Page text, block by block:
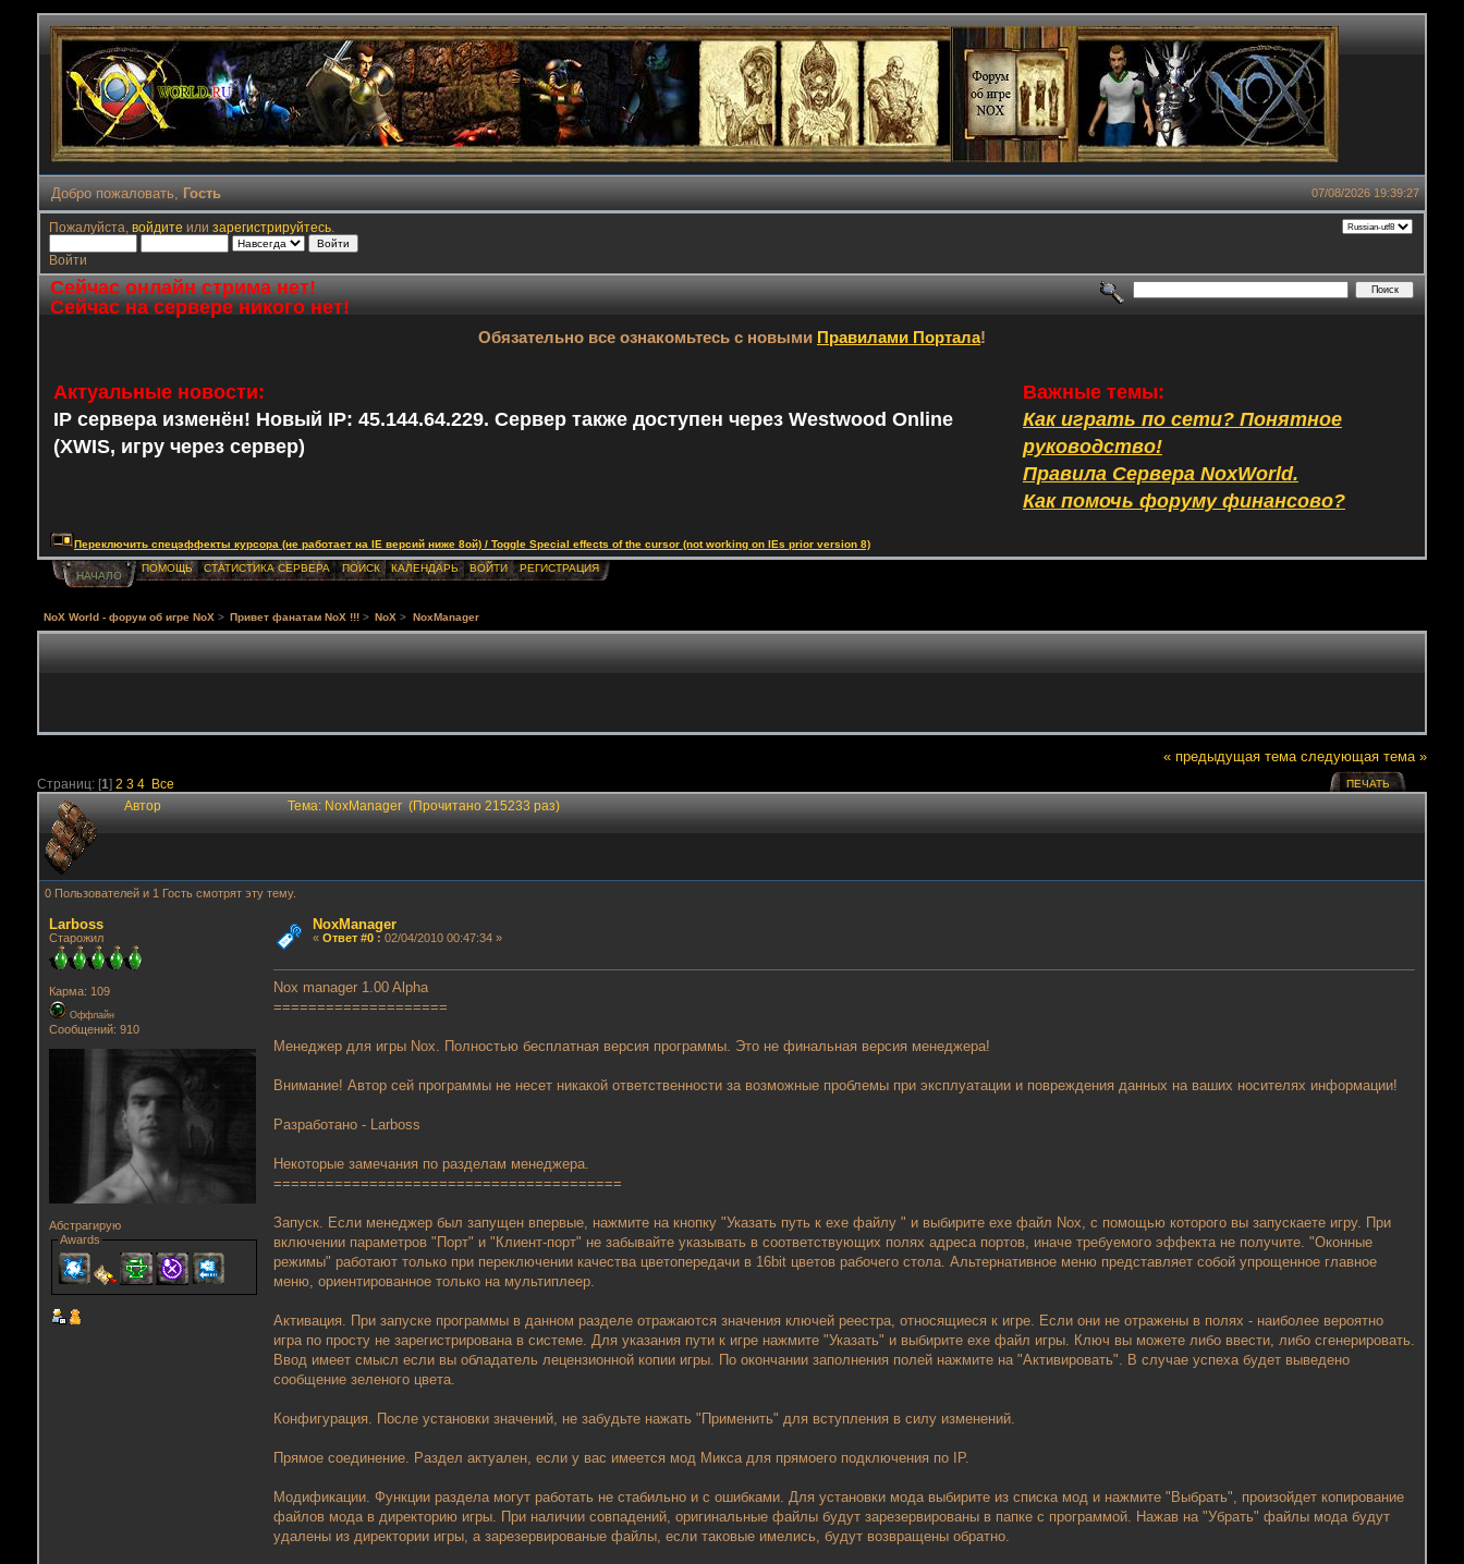
07/08/2026 19:39:27
Добро пожаловать, Гость
Пожалуйста, войдите или зарегистрируйтесь.
Войти
Сейчас онлайн стрима нет!
Сейчас на сервере никого нет!
Обязательно все ознакомьтесь с новыми Правилами Портала!
Актуальные новости:
IP сервера изменён! Новый IP: 45.144.64.229. Сервер также доступен через Westwood Online
(XWIS, игру через сервер)
Важные темы:
Как играть по сети? Понятное
руководство!
Правила Сервера NoxWorld.
Как помочь форуму финансово?
Переключить спецэффекты курсора (не работает на IE версий ниже 8ой) / Toggle Special effects of the cursor (not working on IEs prior version 8)
НАЧАЛО
ПОМОЩЬ СТАТИСТИКА СЕРВЕРА ПОИСК КАЛЕНДАРЬ ВОЙТИ РЕГИСТРАЦИЯ
NoX World - форум об игре NoX > Привет фанатам NoX !!! > NoX > NoxManager
« предыдущая тема следующая тема »
Страниц: [1] 2 3 4 Все ПЕЧАТЬ
Автор Тема: NoxManager (Прочитано 215233 раз)
0 Пользователей и 1 Гость смотрят эту тему.
Lаrboss
Старожил
Карма: 109
Оффлайн
Сообщений: 910
Абстрагирую
Awards
NoxManager
« Ответ #0: 02/04/2010 00:47:34 »
Nox manager 1.00 Alpha
====================
Менеджер для игры Nox. Полностью бесплатная версия программы. Это не финальная версия менеджера!
Внимание! Автор сей программы не несет никакой ответственности за возможные проблемы при эксплуатации и повреждения данных на ваших носителях информации!
Разработано - Larboss
Некоторые замечания по разделам менеджера.
========================================
Запуск. Если менеджер был запущен впервые, нажмите на кнопку "Указать путь к ехе файлу " и выбирите ехе файл Nox, с помощью которого вы запускаете игру. При
включении параметров "Порт" и "Клиент-порт" не забывайте указывать в соответствующих полях адреса портов, иначе требуемого эффекта не получите. "Оконные
режимы" работают только при переключении качества цветопередачи в 16bit цветов рабочего стола. Альтернативное меню представляет собой упрощенное главное
меню, ориентированное только на мультиплеер.
Активация. При запуске программы в данном разделе отражаются значения ключей реестра, относящиеся к игре. Если они не отражены в полях - наиболее вероятно
игра по просту не зарегистрирована в системе. Для указания пути к игре нажмите "Указать" и выбирите ехе файл игры. Ключ вы можете либо ввести, либо сгенерировать.
Ввод имеет смысл если вы обладатель лецензионной копии игры. По окончании заполнения полей нажмите на "Активировать". В случае успеха будет выведено
сообщение зеленого цвета.
Конфигурация. После установки значений, не забудьте нажать "Применить" для вступления в силу изменений.
Прямое соединение. Раздел актуален, если у вас имеется мод Микса для прямоего подключения по IP.
Модификации. Функции раздела могут работать не стабильно и с ошибками. Для установки мода выбирите из списка мод и нажмите "Выбрать", произойдет копирование
файлов мода в директорию игры. При наличии совпадений, оригинальные файлы будут зарезервированы в папке с программой. Нажав на "Убрать" файлы мода будут
удалены из директории игры, а зарезервированые файлы, если таковые имелись, будут возвращены обратно.